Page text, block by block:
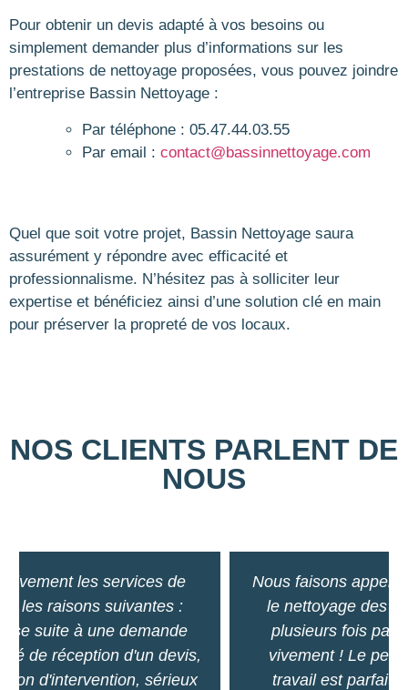
Pour obtenir un devis adapté à vos besoins ou
simplement demander plus d’informations sur les
prestations de nettoyage proposées, vous pouvez joindre
l’entreprise Bassin Nettoyage :
Par téléphone : 05.47.44.03.55
Par email : contact@bassinnettoyage.com
Quel que soit votre projet, Bassin Nettoyage saura
assurément y répondre avec efficacité et
professionnalisme. N’hésitez pas à solliciter leur
expertise et bénéficiez ainsi d’une solution clé en main
pour préserver la propreté de vos locaux.
NOS CLIENTS PARLENT DE
NOUS
Nous faisons appel à Bassin Nettoyage pour
le nettoyage des vitres de notre magasin
plusieurs fois par mois, je recommande
vivement ! Le personnel est adorable, le
travail est parfaitement réalisé. Au top !